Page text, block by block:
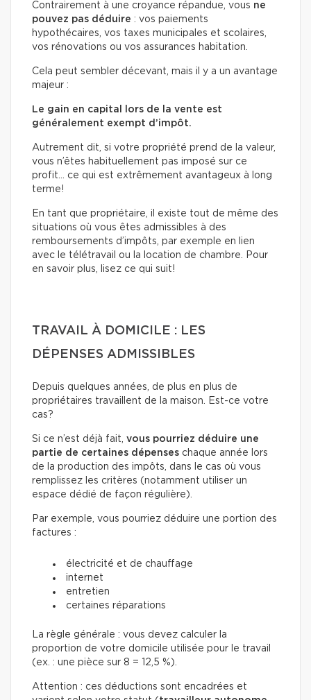
Contrairement à une croyance répandue, vous ne
pouvez pas déduire : vos paiements
hypothécaires, vos taxes municipales et scolaires,
vos rénovations ou vos assurances habitation.
Cela peut sembler décevant, mais il y a un avantage
majeur :
Le gain en capital lors de la vente est
généralement exempt d’impôt.
Autrement dit, si votre propriété prend de la valeur,
vous n’êtes habituellement pas imposé sur ce
profit… ce qui est extrêmement avantageux à long
terme!
En tant que propriétaire, il existe tout de même des
situations où vous êtes admissibles à des
remboursements d’impôts, par exemple en lien
avec le télétravail ou la location de chambre. Pour
en savoir plus, lisez ce qui suit!
TRAVAIL À DOMICILE : LES
DÉPENSES ADMISSIBLES
Depuis quelques années, de plus en plus de
propriétaires travaillent de la maison. Est-ce votre
cas?
Si ce n’est déjà fait, vous pourriez déduire une
partie de certaines dépenses chaque année lors
de la production des impôts, dans le cas où vous
remplissez les critères (notamment utiliser un
espace dédié de façon régulière).
Par exemple, vous pourriez déduire une portion des
factures :
électricité et de chauffage
internet
entretien
certaines réparations
La règle générale : vous devez calculer la
proportion de votre domicile utilisée pour le travail
(ex. : une pièce sur 8 = 12,5 %).
Attention : ces déductions sont encadrées et